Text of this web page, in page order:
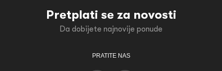
Pretplati se za novosti
Da dobijete najnovije ponude
PRATITE NAS